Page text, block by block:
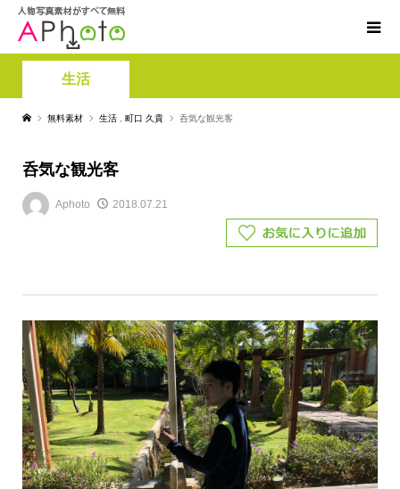
生活
無料素材 生活 町口 久貴 呑気な観光客
呑気な観光客
Aphoto 2018.07.21